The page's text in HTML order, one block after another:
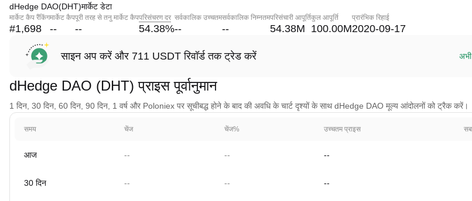
dHedge DAO(DHT)मार्केट डेटा
मार्केट कैप रैंकिंग
#1,698
मार्केट कैप
--
पूरी तरह से तनु मार्केट कैप
--
परिसंचरण दर
54.38%
सर्वकालिक उच्चतम
--
सर्वकालिक निम्नतम
--
परिसंचारी आपूर्ति
54.38M
कुल आपूर्ति
100.00M
प्रारंभिक रिहाई
2020-09-17
साइन अप करें और 711 USDT रिवॉर्ड तक ट्रेड करें
dHedge DAO (DHT) प्राइस पूर्वानुमान
1 दिन, 30 दिन, 60 दिन, 90 दिन, 1 वर्ष और Poloniex पर सूचीबद्ध होने के बाद की अवधि के चार्ट दृश्यों के साथ dHedge DAO मूल्य आंदोलनों को ट्रैक करें।
समय चेंज चेंज% उच्चतम प्राइस
आज -- -- --
30 दिन -- -- --